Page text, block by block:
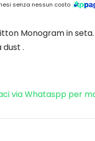
senza nessun costo
Monogram in
.
via Whataspp per